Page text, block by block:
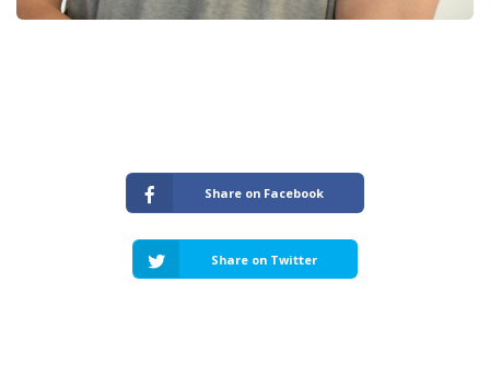
Share on Facebook
Share on Twitter